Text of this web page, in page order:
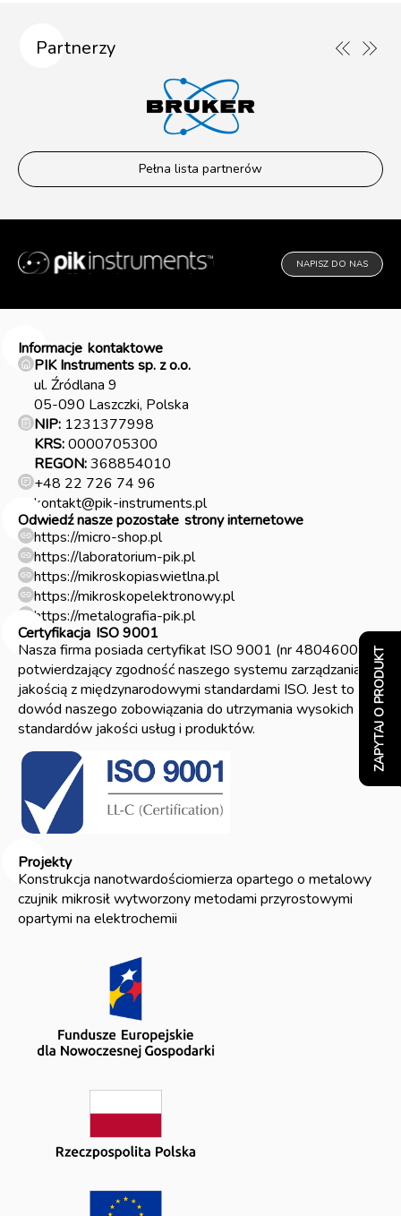
ZAPYTAJ O PRODUKT
Partnerzy
Pełna lista partnerów
NAPISZ DO NAS
Informacje kontaktowe
PIK Instruments sp. z o.o.
ul. Źródlana 9
05-090 Laszczki, Polska
NIP: 1231377998
KRS:0000705300
REGON:368854010
+48 22 726 74 96
kontakt@pik-instruments.pl
Odwiedź nasze pozostałe strony internetowe
https://micro-shop.pl
https://laboratorium-pik.pl
https://mikroskopiaswietlna.pl
https://mikroskopelektronowy.pl
https://metalografia-pik.pl
Certyfikacja ISO 9001
Nasza firma posiada certyfikat ISO 9001 (nr 4804600)
potwierdzający zgodność naszego systemu zarządzania
jakością z międzynarodowymi standardami ISO. Jest to
dowód naszego zobowiązania do utrzymania wysokich
standardów jakości usług i produktów.
Projekty
Konstrukcja nanotwardościomierza opartego o metalowy
czujnik mikrosił wytworzony metodami przyrostowymi
opartymi na elektrochemii